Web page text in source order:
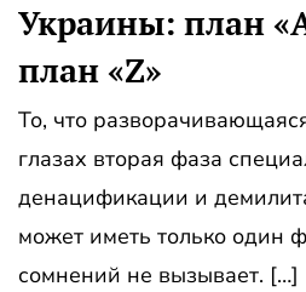
Украины: план
план «Z»
То, что
глазах вторая фаза
денацификации и
может иметь только один
сомнений не вызывает. […]